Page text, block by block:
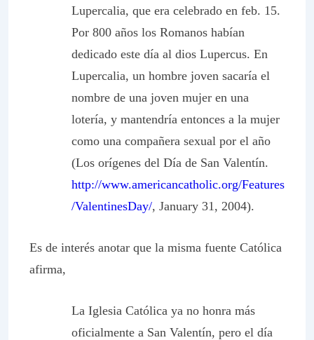
Lupercalia, que era celebrado en feb. 15.
Por 800 años los Romanos habían
dedicado este día al dios Lupercus. En
Lupercalia, un hombre joven sacaría el
nombre de una joven mujer en una
lotería, y mantendría entonces a la mujer
como una compañera sexual por el año
(Los orígenes del Día de San Valentín.
http://www.americancatholic.org/Features
/ValentinesDay/, January 31, 2004).
Es de interés anotar que la misma fuente Católica
afirma,
La Iglesia Católica ya no honra más
oficialmente a San Valentín, pero el día